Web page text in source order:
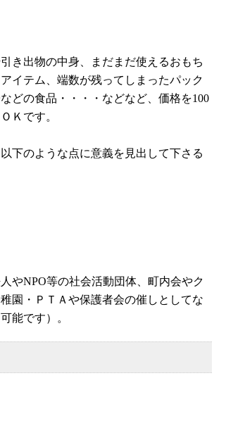
き出物の中身、まだまだ使えるおもち
イテム、端数が残ってしまったパック
どの食品・・・・などなど、価格を100
Ｋです。
下のような点に意義を見出して下さる
やNPO等の社会活動団体、町内会やク
園・ＰＴＡや保護者会の催しとしてな
能です）。